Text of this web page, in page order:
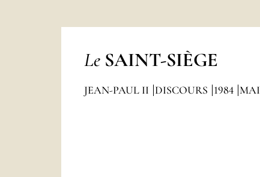
Le SAINT-SIÈGE
JEAN-PAUL II DISCOURS 1984 MAI